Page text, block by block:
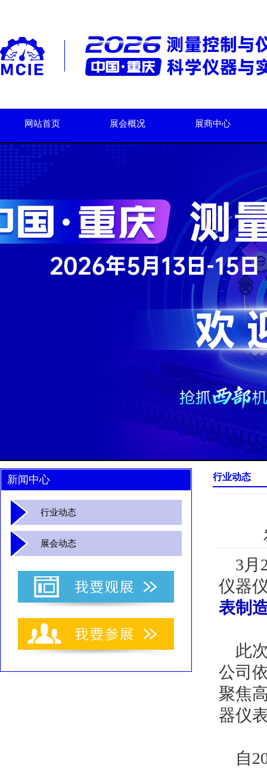
网站首页 展会概况 展商中心
新闻中心
行业动态
展会动态
行业动态
3月
仪器
表制
此
公司
聚焦
器仪
自